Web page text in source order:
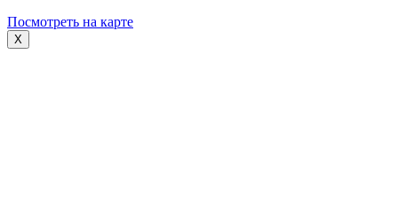
Посмотреть на карте
X